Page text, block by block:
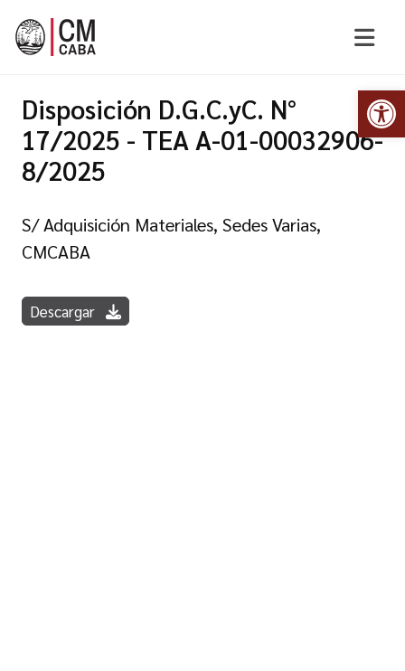
Disposición D.G.C.yC. N°
17/2025 - TEA A-01-00032906-
8/2025
S/ Adquisición Materiales, Sedes Varias,
CMCABA
Descargar